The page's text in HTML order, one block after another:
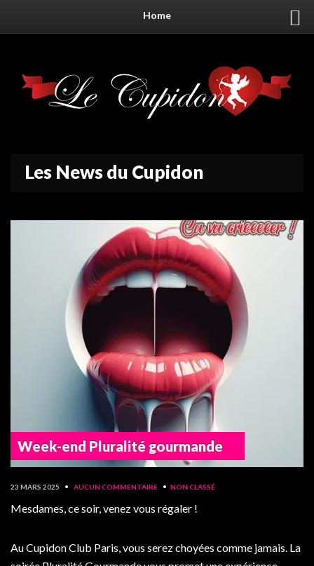
Home
Les News du Cupidon
Week-end Pluralité gourmande
23 MARS 2025 • AUCUN COMMENTAIRE • NON CLASSÉ
Mesdames, ce soir, venez vous régaler !
Au Cupidon Club Paris, vous serez choyées comme jamais. La